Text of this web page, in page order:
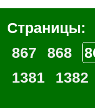
Страницы:
867
868
1381
1382